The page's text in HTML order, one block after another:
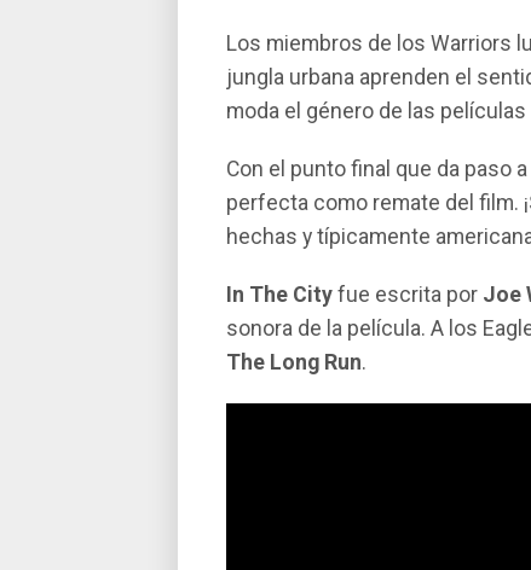
Los miembros de los Warriors
jungla urbana aprenden el
moda el género de las
Con el punto final que da paso
perfecta como remate del film.
hechas y tí­picamente
In The City fue escrita por Joe
sonora de la película. A los
The Long Run.